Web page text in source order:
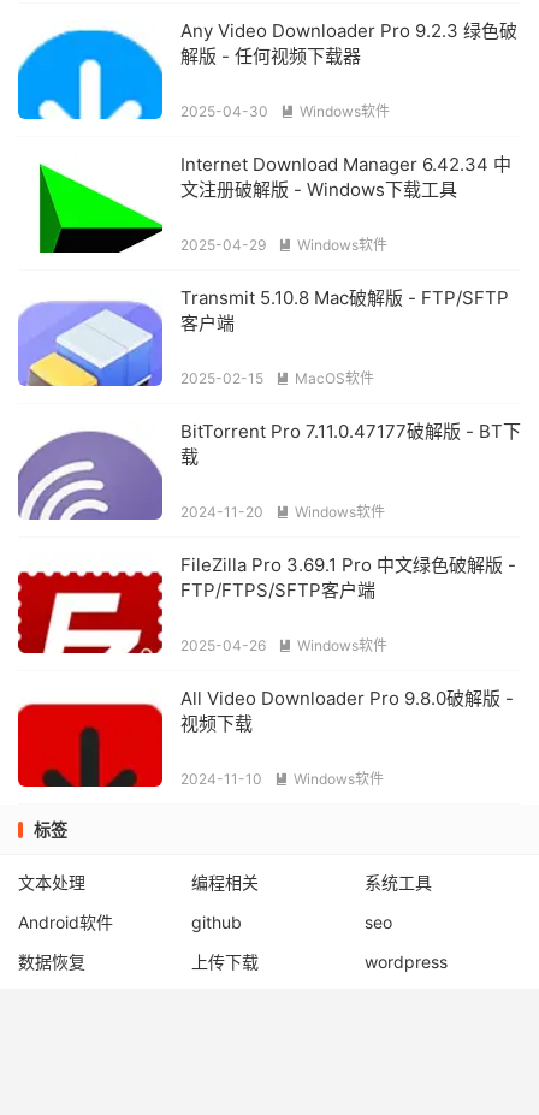
Any Video Downloader Pro 9.2.3 绿色破
解版 - 任何视频下载器
2025-04-30  Windows软件
Internet Download Manager 6.42.34 中
文注册破解版 - Windows下载工具
2025-04-29  Windows软件
Transmit 5.10.8 Mac破解版 - FTP/SFTP
客户端
2025-02-15  MacOS软件
BitTorrent Pro 7.11.0.47177破解版 - BT下
载
2024-11-20  Windows软件
FileZilla Pro 3.69.1 Pro 中文绿色破解版 -
FTP/FTPS/SFTP客户端
2025-04-26  Windows软件
All Video Downloader Pro 9.8.0破解版 -
视频下载
2024-11-10  Windows软件
标签
文本处理 编程相关
系统工具
Android软件
github
seo
数据恢复
上传下载
wordpress